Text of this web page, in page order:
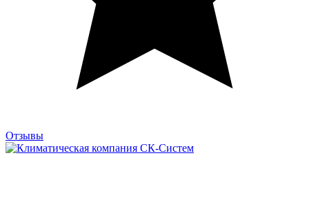
Отзывы